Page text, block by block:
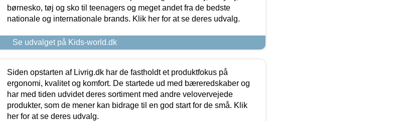
børnesko, tøj og sko til teenagers og meget andet fra de bedste
nationale og internationale brands. Klik her for at se deres udvalg.
Se udvalget på Kids-world.dk
Siden opstarten af Livrig.dk har de fastholdt et produktfokus på
ergonomi, kvalitet og komfort. De startede ud med bæreredskaber og
har med tiden udvidet deres sortiment med andre velovervejede
produkter, som de mener kan bidrage til en god start for de små. Klik
her for at se deres udvalg.